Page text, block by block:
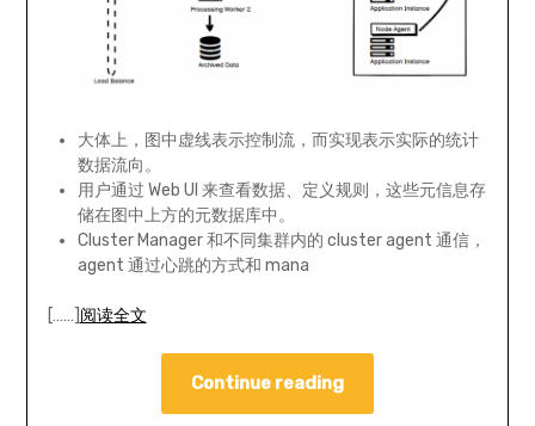
大体上，图中虚线表示控制流，而实现表示实际的统计
数据流向。
用户通过 Web UI 来查看数据、定义规则，这些元信息存
储在图中上方的元数据库中。
Cluster Manager 和不同集群内的 cluster agent 通信，
agent 通过心跳的方式和 mana
[……] 阅读全文
Continue reading